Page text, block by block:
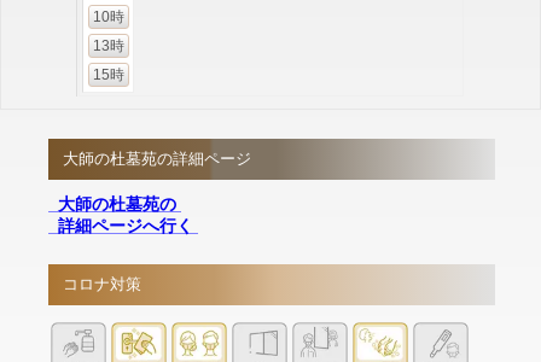
10時
13時
15時
大師の杜墓苑の詳細ページ
大師の杜墓苑の
詳細ページへ行く
コロナ対策